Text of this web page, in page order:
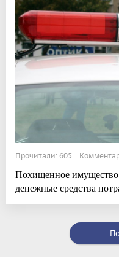
Прочитали: 605
Похищенное имущество
денежные средства